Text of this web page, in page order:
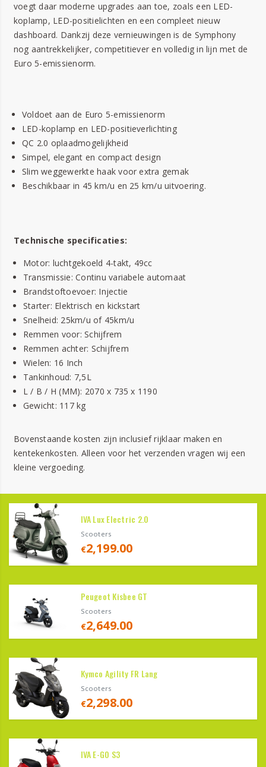
voegt daar moderne upgrades aan toe, zoals een LED-
koplamp, LED-positielichten en een compleet nieuw
dashboard. Dankzij deze vernieuwingen is de Symphony
nog aantrekkelijker, competitiever en volledig in lijn met de
Euro 5-emissienorm.
Voldoet aan de Euro 5-emissienorm
LED-koplamp en LED-positieverlichting
QC 2.0 oplaadmogelijkheid
Simpel, elegant en compact design
Slim weggewerkte haak voor extra gemak
Beschikbaar in 45 km/u en 25 km/u uitvoering.
Technische specificaties:
Motor: luchtgekoeld 4-takt, 49cc
Transmissie: Continu variabele automaat
Brandstoftoevoer: Injectie
Starter: Elektrisch en kickstart
Snelheid: 25km/u of 45km/u
Remmen voor: Schijfrem
Remmen achter: Schijfrem
Wielen: 16 Inch
Tankinhoud: 7,5L
L / B / H (MM): 2070 x 735 x 1190
Gewicht: 117 kg
Bovenstaande kosten zijn inclusief rijklaar maken en
kentekenkosten. Alleen voor het verzenden vragen wij een
kleine vergoeding.
IVA Lux Electric 2.0
Scooters
€2,199.00
Peugeot Kisbee GT
Scooters
€2,649.00
Kymco Agility FR Lang
Scooters
€2,298.00
IVA E-GO S3